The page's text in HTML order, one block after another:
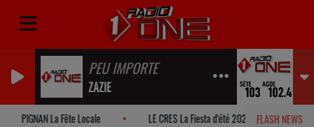
PEU IMPORTE
ZAZIE
FLASH NEWS
PIGNAN La Fête Locale LE CRES La Fiesta d'été 2026!